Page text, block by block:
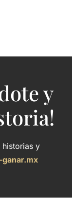
y
historias y